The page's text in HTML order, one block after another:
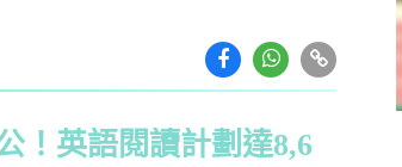
！英語閱讀計劃達8,6